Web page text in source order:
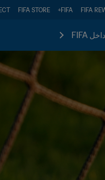
FIFA
FIFA+
FIFA STORE
داخل FIFA